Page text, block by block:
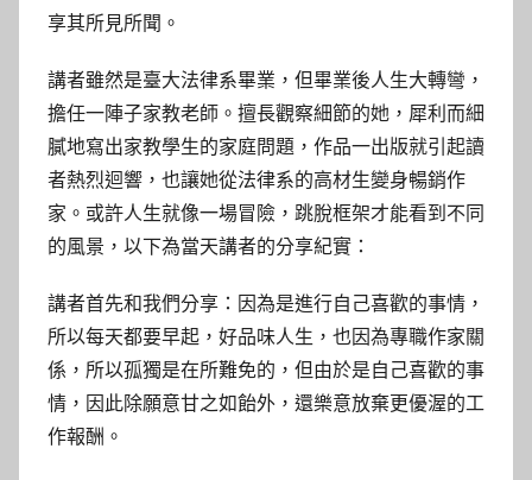
享其所見所聞。
講者雖然是臺大法律系畢業，但畢業後人生大轉彎，
擔任一陣子家教老師。擅長觀察細節的她，犀利而細
膩地寫出家教學生的家庭問題，作品一出版就引起讀
者熱烈迴響，也讓她從法律系的高材生變身暢銷作
家。或許人生就像一場冒險，跳脫框架才能看到不同
的風景，以下為當天講者的分享紀實：
講者首先和我們分享：因為是進行自己喜歡的事情，
所以每天都要早起，好品味人生，也因為專職作家關
係，所以孤獨是在所難免的，但由於是自己喜歡的事
情，因此除願意甘之如飴外，還樂意放棄更優渥的工
作報酬。